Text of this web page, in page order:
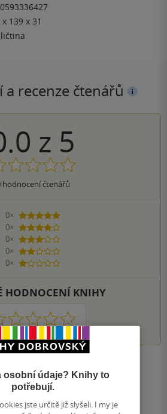
139 x 31
recenze čtenářů
z 5
hodnocení čtenářů
0×
5 hvězdiček
0×
4 hvězdičky
0×
3 hvězdičky
0×
2 hvězdičky
0×
1 hvezdička
HODNOCENÍ KNIHY
2 3 4 5
všechna hodnocení
Přidat hodnocení
osobní údaje? Knihy to
potřebují.
jste určitě již slyšeli. I my je